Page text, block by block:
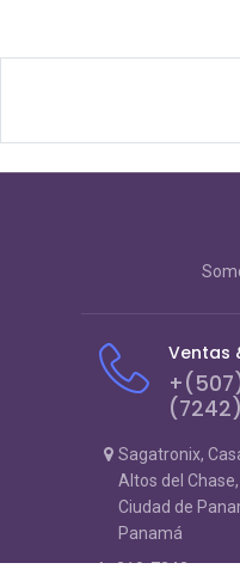
Ventas
(7242)
Sagatronix,
Altos del
Ciudad de
Panamá